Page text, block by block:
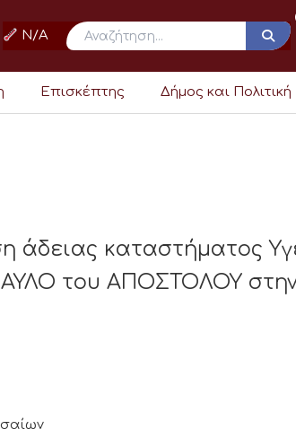
N/A
Επισκέπτης Δήμος και Πολιτική
άδειας καταστήματος
του ΑΠΟΣΤΟΛΟΥ